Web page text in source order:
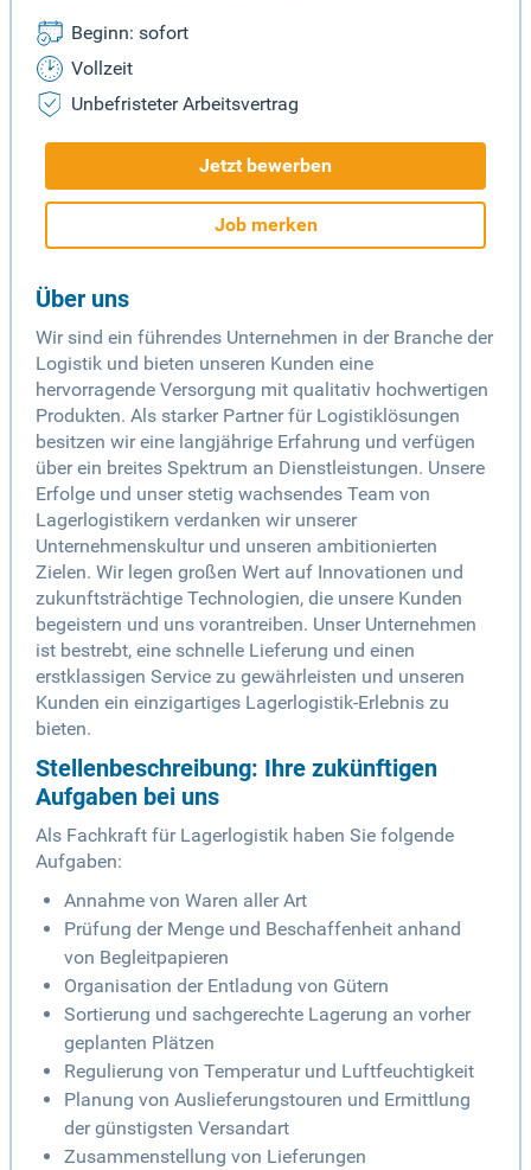
Beginn: sofort
Vollzeit
Unbefristeter Arbeitsvertrag
Jetzt bewerben
Job merken
Über uns
Wir sind ein führendes Unternehmen in der Branche der
Logistik und bieten unseren Kunden eine
hervorragende Versorgung mit qualitativ hochwertigen
Produkten. Als starker Partner für Logistiklösungen
besitzen wir eine langjährige Erfahrung und verfügen
über ein breites Spektrum an Dienstleistungen. Unsere
Erfolge und unser stetig wachsendes Team von
Lagerlogistikern verdanken wir unserer
Unternehmenskultur und unseren ambitionierten
Zielen. Wir legen großen Wert auf Innovationen und
zukunftsträchtige Technologien, die unsere Kunden
begeistern und uns vorantreiben. Unser Unternehmen
ist bestrebt, eine schnelle Lieferung und einen
erstklassigen Service zu gewährleisten und unseren
Kunden ein einzigartiges Lagerlogistik-Erlebnis zu
bieten.
Stellenbeschreibung: Ihre zukünftigen
Aufgaben bei uns
Als Fachkraft für Lagerlogistik haben Sie folgende
Aufgaben:
Annahme von Waren aller Art
Prüfung der Menge und Beschaffenheit anhand
von Begleitpapieren
Organisation der Entladung von Gütern
Sortierung und sachgerechte Lagerung an vorher
geplanten Plätzen
Regulierung von Temperatur und Luftfeuchtigkeit
Planung von Auslieferungstouren und Ermittlung
der günstigsten Versandart
Zusammenstellung von Lieferungen